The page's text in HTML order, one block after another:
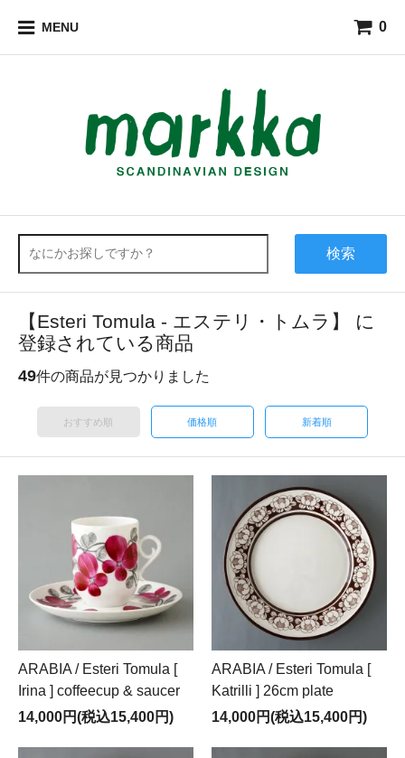
MENU 0
検索
【Esteri Tomula - エステリ・トムラ】 に
登録されている商品
49件の商品が見つかりました
おすすめ順 価格順 新着順
ARABIA / Esteri Tomula [
Irina ] coffeecup & saucer
14,000円(税込15,400円)
ARABIA / Esteri Tomula [
Katrilli ] 26cm plate
14,000円(税込15,400円)